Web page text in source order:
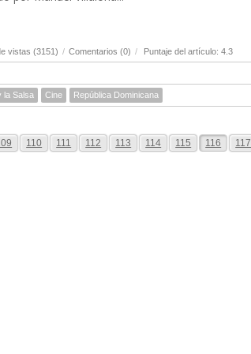
vistas (3151) / Comentarios (0) / Puntaje del artículo: 4.3
la Salsa Cine República Dominicana
110 111 112 113 114 115 116 117